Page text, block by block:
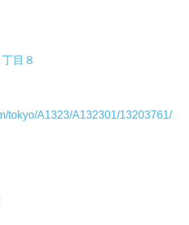
目８
tokyo/A1323/A132301/13203761/